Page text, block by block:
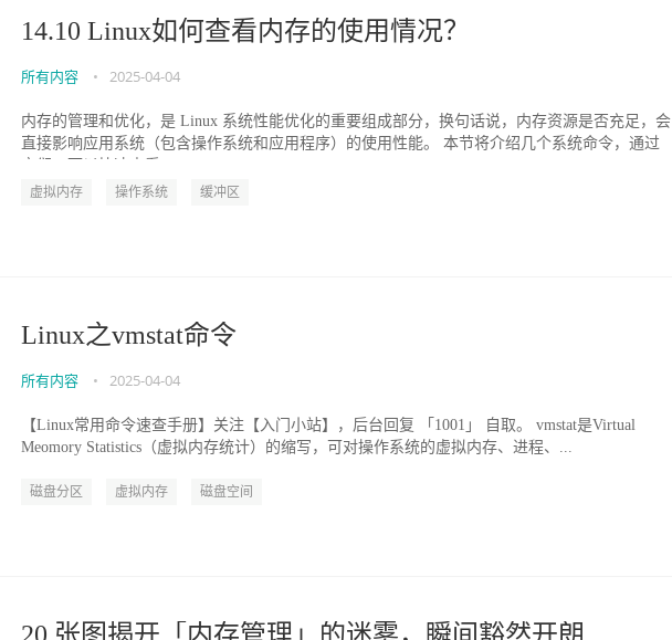
14.10 Linux如何查看内存的使用情况？
所有内容 • 2025-04-04
内存的管理和优化，是 Linux 系统性能优化的重要组成部分，换句话说，内存资源是否充足，会
直接影响应用系统（包含操作系统和应用程序）的使用性能。 本节将介绍几个系统命令，通过
虚拟内存 操作系统 缓冲区
Linux之vmstat命令
所有内容 • 2025-04-04
【Linux常用命令速查手册】关注【入门小站】，后台回复 「1001」 自取。 vmstat是Virtual
Meomory Statistics（虚拟内存统计）的缩写，可对操作系统的虚拟内存、进程、...
磁盘分区 虚拟内存 磁盘空间